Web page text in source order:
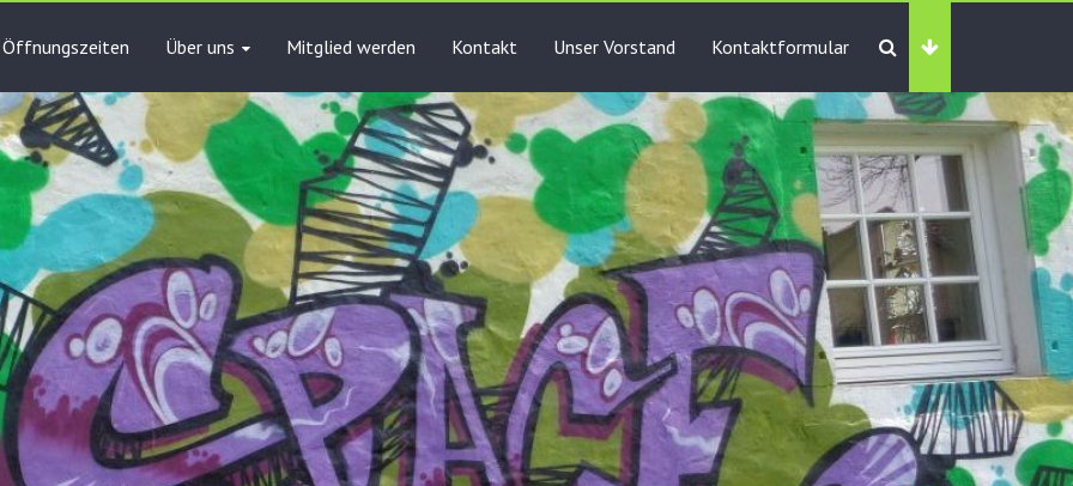
Öffnungszeiten Über uns Mitglied werden Kontakt Unser Vorstand Kontaktformular